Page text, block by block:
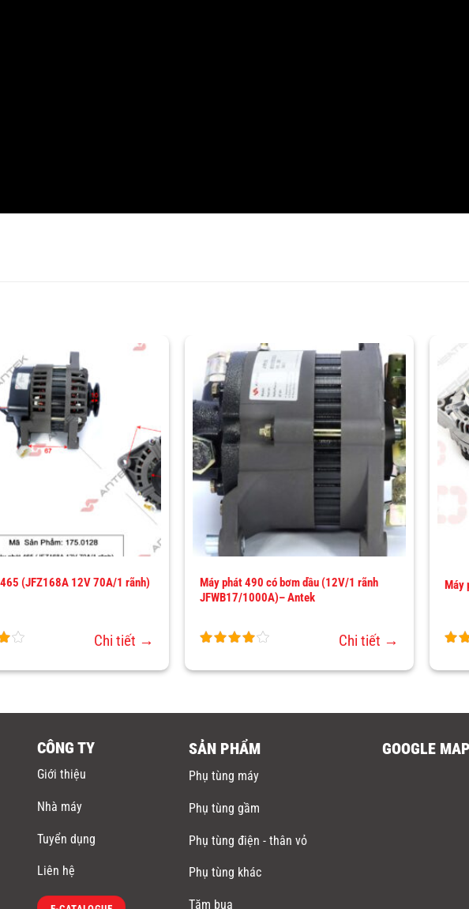
THÍCH
(JFZ168A 12V 70A/1 rãnh)
Chi tiết →
THÍCH
Máy phát 490 có bơm dầu (12V/1 rãnh
JFWB17/1000A)– Antek
Chi tiết →
Máy
CÔNG TY
Giới thiệu
Nhà máy
Tuyển dụng
Liên hệ
SẢN PHẨM
Phụ tùng máy
Phụ tùng gầm
Phụ tùng điện - thân vỏ
Phụ tùng khác
Tăm bua
GOOGLE